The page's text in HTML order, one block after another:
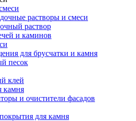
растворы и смеси
раствор
и каминов
для брусчатки и камня
песок
клей
камня
и очистители фасадов
для камня